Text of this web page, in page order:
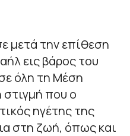
μετά την επίθεση
εις βάρος του
όλη τη Μέση
στιγμή που ο
ηγέτης της
στη ζωή, όπως και